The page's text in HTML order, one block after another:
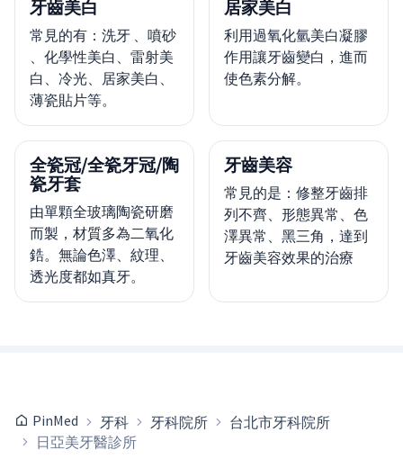
牙齒美白
常見的有：洗牙 、噴砂
、化學性美白、雷射美
白、冷光、居家美白、
薄瓷貼片等。
居家美白
利用過氧化氫美白凝膠
作用讓牙齒變白，進而
使色素分解。
全瓷冠/全瓷牙冠/陶
瓷牙套
由單顆全玻璃陶瓷研磨
而製，材質多為二氧化
鋯。無論色澤、紋理、
透光度都如真牙。
牙齒美容
常見的是：修整牙齒排
列不齊、形態異常、色
澤異常、黑三角，達到
牙齒美容效果的治療
PinMed 牙科 牙科院所
台北市牙科院所
日亞美牙醫診所